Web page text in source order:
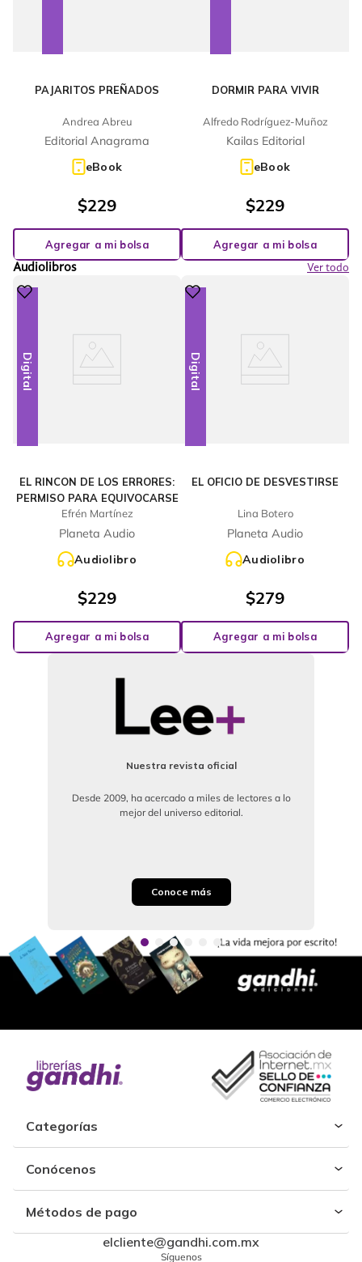
PAJARITOS PREÑADOS
Andrea Abreu
Editorial Anagrama
eBook
$229
Agregar a mi bolsa
DORMIR PARA VIVIR
Alfredo Rodríguez-Muñoz
Kailas Editorial
eBook
$229
Agregar a mi bolsa
Audiolibros
Ver todo
Digital
EL RINCON DE LOS ERRORES:
PERMISO PARA EQUIVOCARSE
Efrén Martínez
Planeta Audio
Audiolibro
$229
Agregar a mi bolsa
Digital
EL OFICIO DE DESVESTIRSE
Lina Botero
Planeta Audio
Audiolibro
$279
Agregar a mi bolsa
Nuestra revista oficial
Desde 2009, ha acercado a miles de lectores a lo
mejor del universo editorial.
Conoce más
Categorías
Conócenos
Métodos de pago
elcliente@gandhi.com.mx
Síguenos